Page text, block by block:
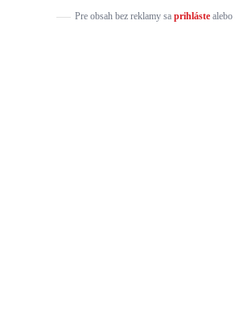
Pre obsah bez reklamy sa prihlástealebo